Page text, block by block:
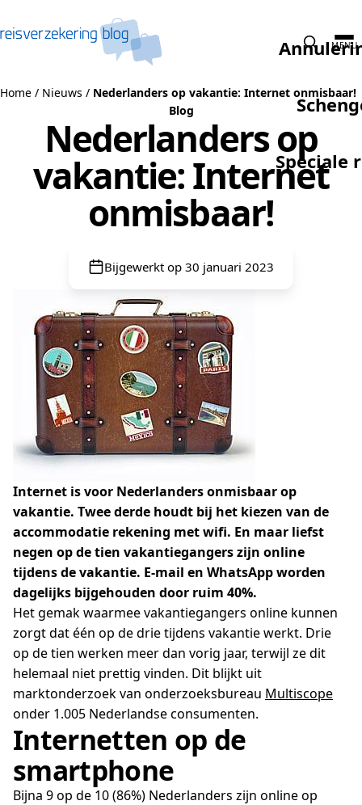
Speciale
MENU
Home / Nieuws / Nederlanders op vakantie: Internet onmisbaar!
Blog
Nederlanders op
vakantie: Internet
onmisbaar!
Bijgewerkt op 30 januari 2023
Internet is voor Nederlanders onmisbaar op
vakantie. Twee derde houdt bij het kiezen van de
accommodatie rekening met wifi. En maar liefst
negen op de tien vakantiegangers zijn online
tijdens de vakantie. E-mail en WhatsApp worden
dagelijks bijgehouden door ruim 40%.
Het gemak waarmee vakantiegangers online kunnen
zorgt dat één op de drie tijdens vakantie werkt. Drie
op de tien werken meer dan vorig jaar, terwijl ze dit
helemaal niet prettig vinden. Dit blijkt uit
marktonderzoek van onderzoeksbureau Multiscope
onder 1.005 Nederlandse consumenten.
Internetten op de
smartphone
Bijna 9 op de 10 (86%) Nederlanders zijn online op